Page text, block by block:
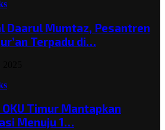
Daarul Mumtaz, Pesantren
Terpadu di…
OKU Timur Mantapkan
Menuju 1…